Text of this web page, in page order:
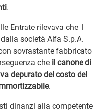
.
Entrate rilevava che il
società Alfa S.p.A.
sovrastante fabbricato
che il canone di
depurato del costo del
.
dinanzi alla competente